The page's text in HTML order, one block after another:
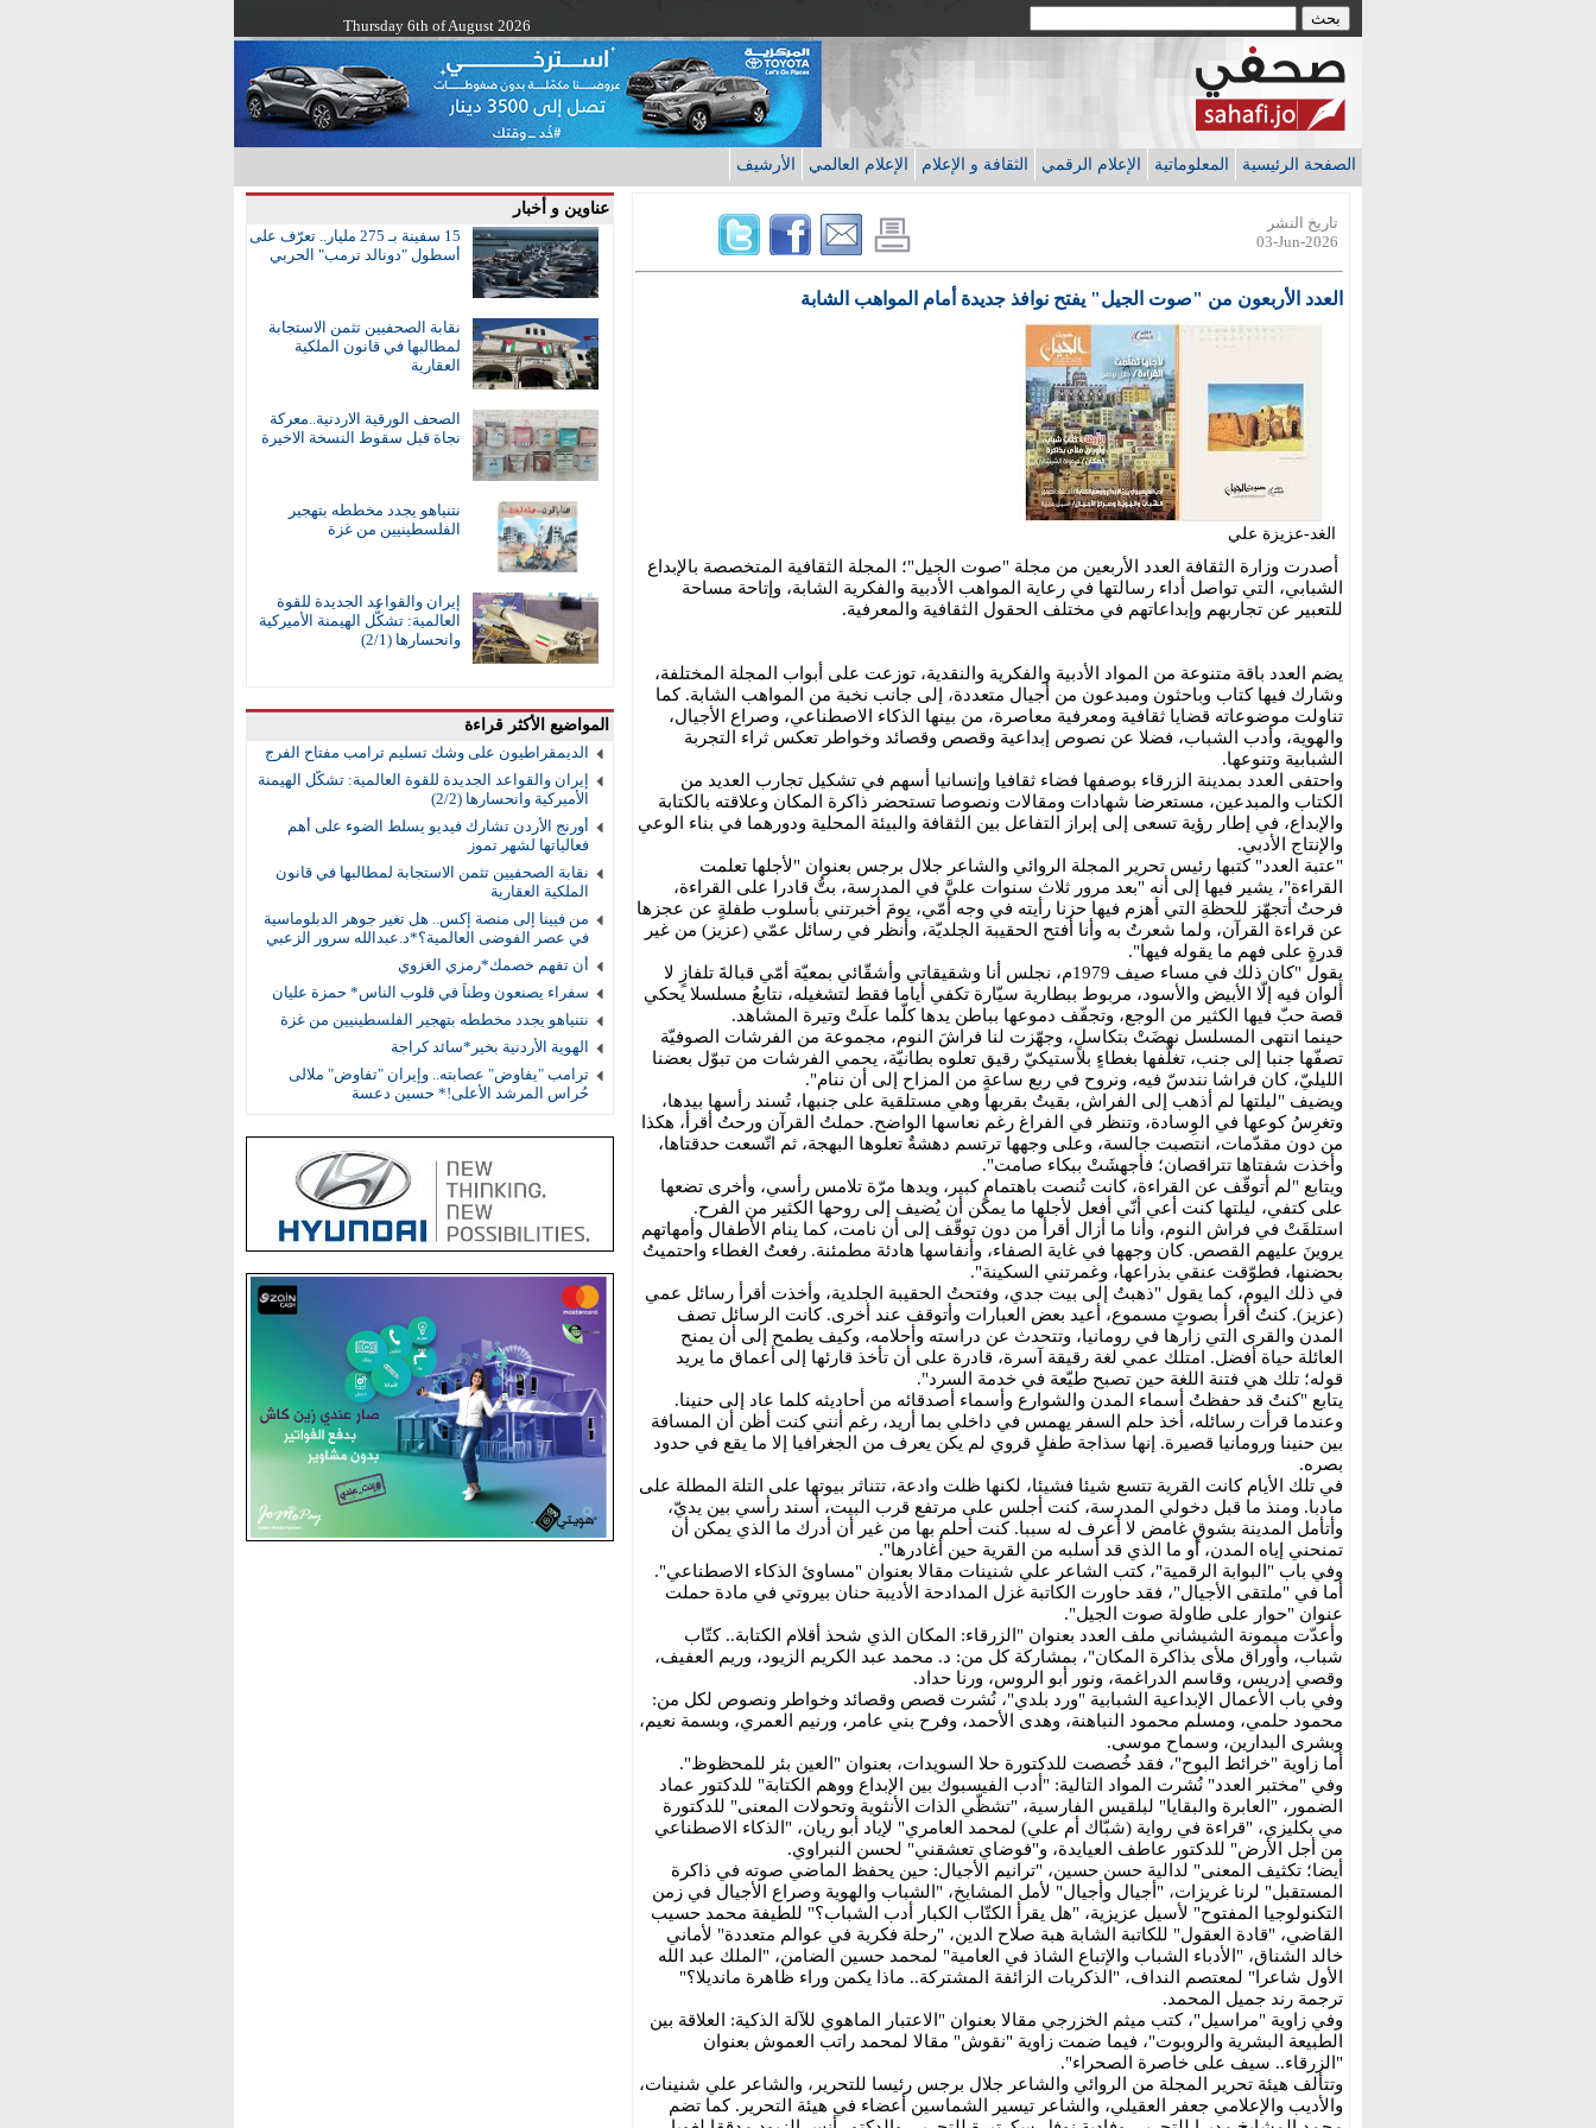
Thursday 6th of August 2026
الصفحة الرئيسية المعلوماتية الإعلام الرقمي الثقافة و الإعلام الإعلام العالمي الأرشيف
عناوين و أخبار
15 سفينة بـ 275 مليار.. تعرّف على
أسطول "دونالد ترمب" الحربي
نقابة الصحفيين تثمن الاستجابة
لمطالبها في قانون الملكية
العقارية
الصحف الورقية الاردنية..معركة
نجاة قبل سقوط النسخة الاخيرة
نتنياهو يجدد مخططه بتهجير
الفلسطينيين من غزة
إيران والقواعد الجديدة للقوة
العالمية: تشكُّل الهيمنة الأميركية
وانحسارها (2/1)
المواضيع الأكثر قراءة
الديمقراطيون على وشك تسليم ترامب مفتاح الفرج
إيران والقواعد الجديدة للقوة العالمية: تشكُّل الهيمنة
الأميركية وانحسارها (2/2)
أورنج الأردن تشارك فيديو يسلط الضوء على أهم
فعالياتها لشهر تموز
نقابة الصحفيين تثمن الاستجابة لمطالبها في قانون
الملكية العقارية
من فيينا إلى منصة إكس.. هل تغير جوهر الدبلوماسية
في عصر الفوضى العالمية؟*د.عبدالله سرور الزعبي
أن تفهم خصمك*رمزي الغزوي
سفراء يصنعون وطناً في قلوب الناس* حمزة عليان
نتنياهو يجدد مخططه بتهجير الفلسطينيين من غزة
الهوية الأردنية بخير*سائد كراجة
ترامب "يفاوض" عصابته.. وإيران "تفاوض" ملالى
حُراس المرشد الأعلى!* حسين دعسة
تاريخ النشر
03-Jun-2026
العدد الأربعون من "صوت الجيل" يفتح نوافذ جديدة أمام المواهب الشابة
الغد-عزيزة علي
أصدرت وزارة الثقافة العدد الأربعين من مجلة "صوت الجيل"؛ المجلة الثقافية المتخصصة بالإبداع
الشبابي، التي تواصل أداء رسالتها في رعاية المواهب الأدبية والفكرية الشابة، وإتاحة مساحة
للتعبير عن تجاربهم وإبداعاتهم في مختلف الحقول الثقافية والمعرفية.
يضم العدد باقة متنوعة من المواد الأدبية والفكرية والنقدية، توزعت على أبواب المجلة المختلفة،
وشارك فيها كتاب وباحثون ومبدعون من أجيال متعددة، إلى جانب نخبة من المواهب الشابة. كما
تناولت موضوعاته قضايا ثقافية ومعرفية معاصرة، من بينها الذكاء الاصطناعي، وصراع الأجيال،
والهوية، وأدب الشباب، فضلا عن نصوص إبداعية وقصص وقصائد وخواطر تعكس ثراء التجربة
الشبابية وتنوعها.
واحتفى العدد بمدينة الزرقاء بوصفها فضاء ثقافيا وإنسانيا أسهم في تشكيل تجارب العديد من
الكتاب والمبدعين، مستعرضا شهادات ومقالات ونصوصا تستحضر ذاكرة المكان وعلاقته بالكتابة
والإبداع، في إطار رؤية تسعى إلى إبراز التفاعل بين الثقافة والبيئة المحلية ودورهما في بناء الوعي
والإنتاج الأدبي.
"عتبة العدد" كتبها رئيس تحرير المجلة الروائي والشاعر جلال برجس بعنوان "لأجلها تعلمت
القراءة"، يشير فيها إلى أنه "بعد مرور ثلاث سنوات عليَّ في المدرسة، بتُّ قادرا على القراءة،
فرحتُ أتجهّز للحظةِ التي أهزم فيها حزنا رأيته في وجه أمّي، يومَ أخبرتني بأسلوب طفلةٍ عن عجزها
عن قراءة القرآن، ولما شعرتُ به وأنا أفتح الحقيبة الجلديّة، وأنظر في رسائل عمّي (عزيز) من غير
قدرةٍ على فهم ما يقوله فيها".
يقول "كان ذلك في مساء صيف 1979م، نجلس أنا وشقيقاتي وأشقّائي بمعيّة أمّي قبالةَ تلفازٍ لا
ألوان فيه إلّا الأبيض والأسود، مربوط ببطارية سيّارة تكفي أياما فقط لتشغيله، نتابعُ مسلسلا يحكي
قصة حبّ فيها الكثير من الوجع، وتجفّف دموعها بباطن يدها كلّما علَتْ وتيرة المشاهد.
حينما انتهى المسلسل نهضَتْ بتكاسلٍ، وجهّزت لنا فراشَ النوم، مجموعة من الفرشات الصوفيّة
تصفّها جنبا إلى جنب، تغلّفها بغطاءٍ بلاستيكيّ رقيق تعلوه بطانيّة، يحمي الفرشات من تبوّل بعضنا
الليليّ، كان فراشا نندسّ فيه، ونروح في ربع ساعةٍ من المزاح إلى أن ننام".
ويضيف "ليلتها لم أذهب إلى الفراش، بقيتُ بقربها وهي مستلقية على جنبها، تُسند رأسها بيدها،
وتغرِسُ كوعها في الوِسادة، وتنظر في الفراغ رغم نعاسها الواضح. حملتُ القرآن ورحتُ أقرأ، هكذا
من دون مقدّمات، انتصبت جالسة، وعلى وجهها ترتسم دهشةٌ تعلوها البهجة، ثم اتّسعت حدقتاها،
وأخذت شفتاها تتراقصان؛ فأجهشَتْ ببكاء صامت".
ويتابع "لم أتوقّف عن القراءة، كانت تُنصت باهتمامٍ كبير، ويدها مرّة تلامس رأسي، وأخرى تضعها
على كتفي، ليلتها كنت أعي أنّي أفعل لأجلها ما يمكن أن يُضيف إلى روحها الكثير من الفرح.
استلقَتْ في فراش النوم، وأنا ما أزال أقرأ من دون توقّف إلى أن نامت، كما ينام الأطفال وأمهاتهم
يروينَ عليهم القصص. كان وجهها في غاية الصفاء، وأنفاسها هادئة مطمئنة. رفعتُ الغطاء واحتميتُ
بحضنها، فطوّقت عنقي بذراعها، وغمرتني السكينة".
في ذلك اليوم، كما يقول "ذهبتُ إلى بيت جدي، وفتحتُ الحقيبة الجلدية، وأخذت أقرأ رسائل عمي
(عزيز). كنتُ أقرأ بصوتٍ مسموع، أعيد بعض العبارات وأتوقف عند أخرى. كانت الرسائل تصف
المدن والقرى التي زارها في رومانيا، وتتحدث عن دراسته وأحلامه، وكيف يطمح إلى أن يمنح
العائلة حياة أفضل. امتلك عمي لغة رقيقة آسرة، قادرة على أن تأخذ قارئها إلى أعماق ما يريد
قوله؛ تلك هي فتنة اللغة حين تصبح طيّعة في خدمة السرد".
يتابع "كنتُ قد حفظتُ أسماء المدن والشوارع وأسماء أصدقائه من أحاديثه كلما عاد إلى حنينا.
وعندما قرأت رسائله، أخذ حلم السفر يهمس في داخلي بما أريد، رغم أنني كنت أظن أن المسافة
بين حنينا ورومانيا قصيرة. إنها سذاجة طفلٍ قروي لم يكن يعرف من الجغرافيا إلا ما يقع في حدود
بصره.
في تلك الأيام كانت القرية تتسع شيئا فشيئا، لكنها ظلت وادعة، تتناثر بيوتها على التلة المطلة على
مادبا. ومنذ ما قبل دخولي المدرسة، كنت أجلس على مرتفع قرب البيت، أسند رأسي بين يديّ،
وأتأمل المدينة بشوقٍ غامض لا أعرف له سببا. كنت أحلم بها من غير أن أدرك ما الذي يمكن أن
تمنحني إياه المدن، أو ما الذي قد أسلبه من القرية حين أغادرها".
وفي باب "البوابة الرقمية"، كتب الشاعر علي شنينات مقالا بعنوان "مساوئ الذكاء الاصطناعي".
أما في "ملتقى الأجيال"، فقد حاورت الكاتبة غزل المدادحة الأديبة حنان بيروتي في مادة حملت
عنوان "حوار على طاولة صوت الجيل".
وأعدّت ميمونة الشيشاني ملف العدد بعنوان "الزرقاء: المكان الذي شحذ أقلام الكتابة.. كتّاب
شباب، وأوراق ملأى بذاكرة المكان"، بمشاركة كل من: د. محمد عبد الكريم الزيود، وريم العفيف،
وقصي إدريس، وقاسم الدراغمة، ونور أبو الروس، ورنا حداد.
وفي باب الأعمال الإبداعية الشبابية "ورد بلدي"، نُشرت قصص وقصائد وخواطر ونصوص لكل من:
محمود حلمي، ومسلم محمود النباهنة، وهدى الأحمد، وفرح بني عامر، ورنيم العمري، وبسمة نعيم،
وبشرى البدارين، وسماح موسى.
أما زاوية "خرائط البوح"، فقد خُصصت للدكتورة حلا السويدات، بعنوان "العين بئر للمحظوظ".
وفي "مختبر العدد" نُشرت المواد التالية: "أدب الفيسبوك بين الإبداع ووهم الكتابة" للدكتور عماد
الضمور، "العابرة والبقايا" لبلقيس الفارسية، "تشظّي الذات الأنثوية وتحولات المعنى" للدكتورة
مي بكليزي، "قراءة في رواية (شبّاك أم علي) لمحمد العامري" لإياد أبو ريان، "الذكاء الاصطناعي
من أجل الأرض" للدكتور عاطف العيايدة، و"فوضاي تعشقني" لحسن النبراوي.
أيضا؛ تكثيف المعنى" لدالية حسن حسين، "ترانيم الأجيال: حين يحفظ الماضي صوته في ذاكرة
المستقبل" لرنا غريزات، "أجيال وأجيال" لأمل المشايخ، "الشباب والهوية وصراع الأجيال في زمن
التكنولوجيا المفتوح" لأسيل عزيزية، "هل يقرأ الكتّاب الكبار أدب الشباب؟" للطيفة محمد حسيب
القاضي، "قادة العقول" للكاتبة الشابة هبة صلاح الدين، "رحلة فكرية في عوالم متعددة" لأماني
خالد الشناق، "الأدباء الشباب والإتباع الشاذ في العامية" لمحمد حسين الضامن، "الملك عبد الله
الأول شاعرا" لمعتصم النداف، "الذكريات الزائفة المشتركة.. ماذا يكمن وراء ظاهرة مانديلا؟"
ترجمة رند جميل المحمد.
وفي زاوية "مراسيل"، كتب ميثم الخزرجي مقالا بعنوان "الاعتبار الماهوي للآلة الذكية: العلاقة بين
الطبيعة البشرية والروبوت"، فيما ضمت زاوية "نقوش" مقالا لمحمد راتب العموش بعنوان
"الزرقاء.. سيف على خاصرة الصحراء".
وتتألف هيئة تحرير المجلة من الروائي والشاعر جلال برجس رئيسا للتحرير، والشاعر علي شنينات،
والأديب والإعلامي جعفر العقيلي، والشاعر تيسير الشماسين أعضاء في هيئة التحرير. كما تضم